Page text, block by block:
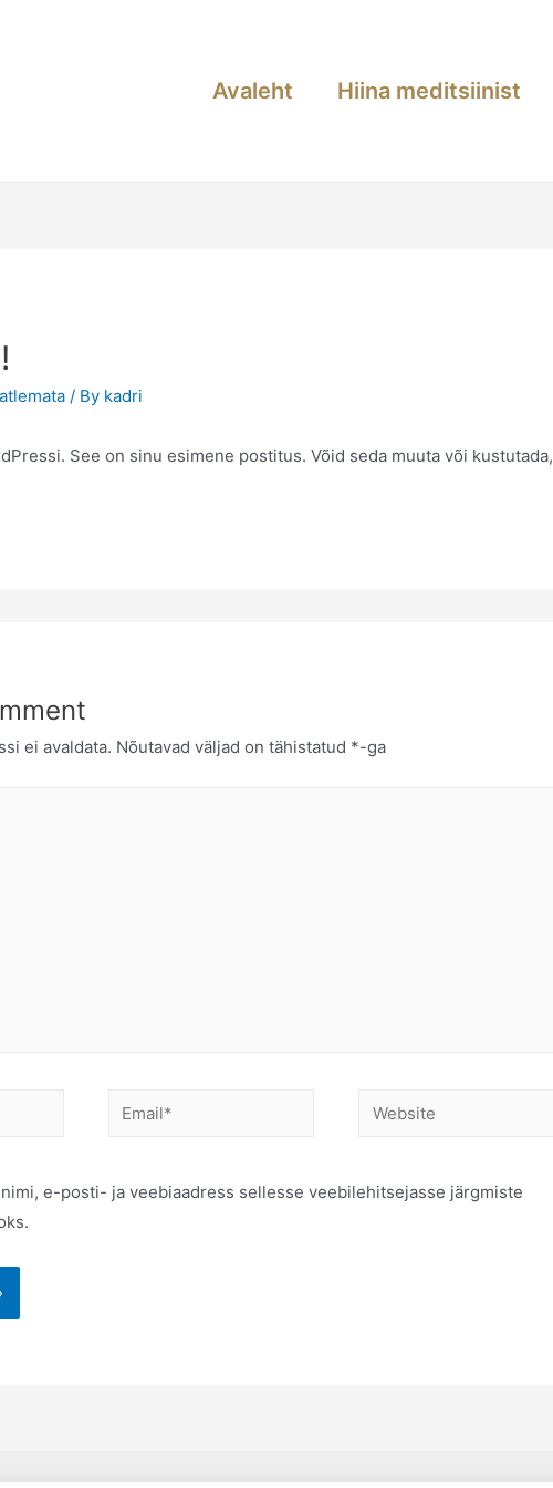
Avaleht Hiina meditsiinist
/ By kadri
See on sinu esimene postitus. Võid seda muuta või kustutada,
ei avaldata. Nõutavad väljad on tähistatud *-ga
Email* Website
e-posti- ja veebiaadress sellesse veebilehitsejasse järgmiste